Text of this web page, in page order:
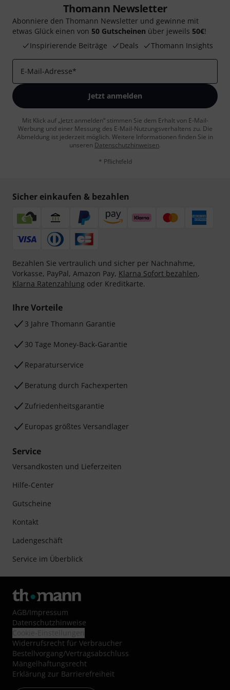
Thomann Newsletter
Abonniere den Thomann Newsletter und gewinne mit
etwas Glück einen von 50 Gutscheinen über jeweils 50€!
Inspirierende Beiträge
Deals Thomann Insights
E-Mail-Adresse*
Jetzt anmelden
Mit Klick auf „Jetzt anmelden“ stimmen Sie dem Erhalt von E-Mail-
Werbung und einer Messung des E-Mail-Nutzungsverhaltens zu. Die
Abmeldung ist jederzeit möglich. Weitere Informationen finden Sie in
unseren Datenschutzhinweisen.
* Pflichtfeld
Sicher einkaufen & bezahlen
Bezahlen Sie vertraulich und sicher per Nachnahme,
Vorkasse, PayPal, Amazon Pay, Klarna Sofort bezahlen,
Klarna Ratenzahlung oder Kreditkarte.
Ihre Vorteile
3 Jahre Thomann Garantie
30 Tage Money-Back-Garantie
Reparaturservice
Beratung durch Fachexperten
Zufriedenheitsgarantie
Europas größtes Versandlager
Service
Versandkosten und Lieferzeiten
Hilfe-Center
Gutscheine
Kontakt
Ladengeschäft
Service im Überblick
AGB/Impressum
Datenschutzhinweise
Widerrufsrecht für Verbraucher
Bestellvorgang/Vertragsabschluss
Mängelhaftungsrecht
Erklärung zur Barrierefreiheit